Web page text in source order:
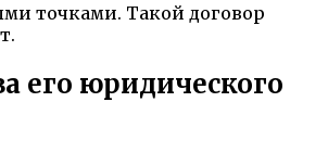
точками. Такой договор
его юридического